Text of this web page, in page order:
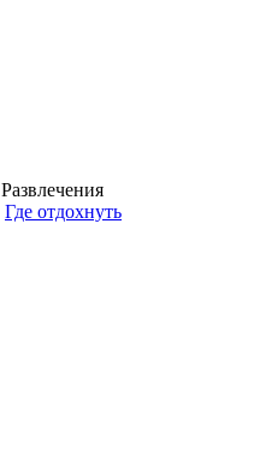
Развлечения
Где отдохнуть